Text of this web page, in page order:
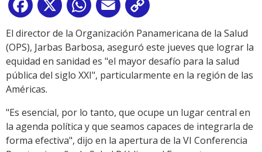
Facebook
X WhatsApp
Email
Link
El director de la Organización Panamericana de la Salud
(OPS), Jarbas Barbosa, aseguró este jueves que lograr la
equidad en sanidad es "el mayor desafío para la salud
pública del siglo XXI", particularmente en la región de las
Américas.
"Es esencial, por lo tanto, que ocupe un lugar central en
la agenda política y que seamos capaces de integrarla de
forma efectiva", dijo en la apertura de la VI Conferencia